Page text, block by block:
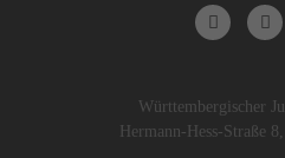
Württembergischer
Hermann-Hess-Straße